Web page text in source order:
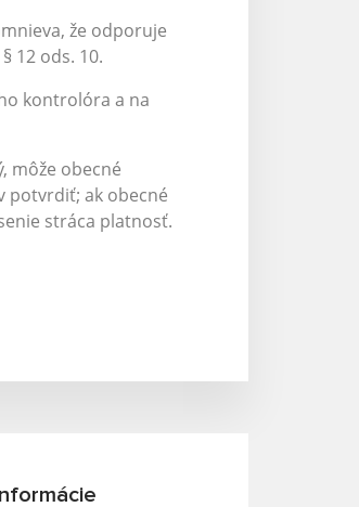
že odporuje
12 ods. 10.
kontrolóra a na
môže obecné
potvrdiť; ak obecné
stráca platnosť.